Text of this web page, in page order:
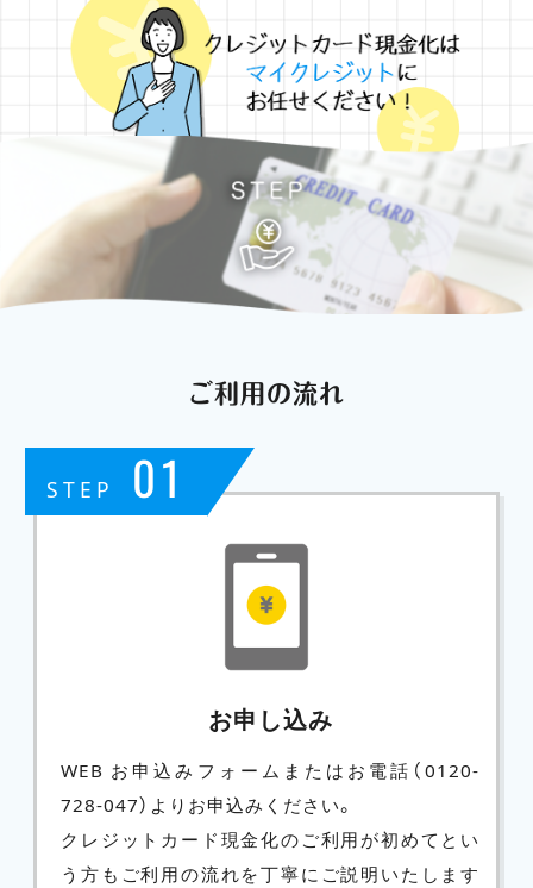
ご利用の流れ
STEP 01
お申し込み
WEB お申込みフォームまたはお電話（0120-
728-047）よりお申込みください。
クレジットカード現金化のご利用が初めてとい
う方もご利用の流れを丁寧にご説明いたします